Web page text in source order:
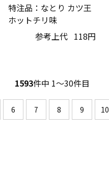
特注品：なとり カツ王
ホットチリ味
参考上代 118円
1593件中 1〜30件目
6 7 8 9 10